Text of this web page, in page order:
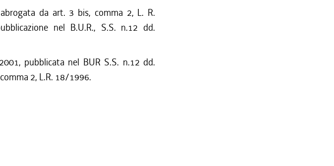
da art. 3 bis, comma 2, L. R.
nel B.U.R., S.S. n.12 dd.
pubblicata nel BUR S.S. n.12 dd.
2, L.R. 18/1996.